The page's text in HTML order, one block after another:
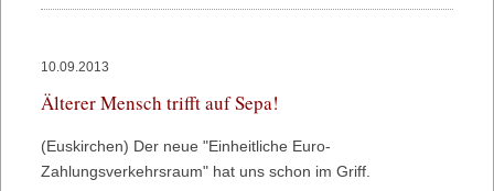
NRW
Klage
vor
10.09.2013
Älterer Mensch trifft auf Sepa!
(Euskirchen) Der neue "Einheitliche Euro-
Zahlungsverkehrsraum" hat uns schon im Griff.